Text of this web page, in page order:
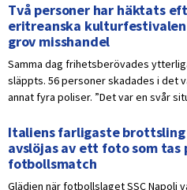
Två personer har häktats
eritreanska kulturfestivalen
grov misshandel
Samma dag frihetsberövades
släppts. 56 personer skadades i det
annat fyra poliser. ”Det var en svår
Italiens farligaste brottsling
avslöjas av ett foto som tas
fotbollsmatch
Glädjen när fotbollslaget SSC Napoli